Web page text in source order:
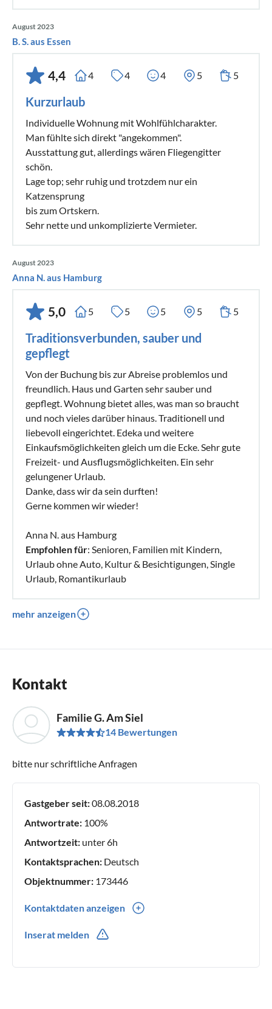
August 2023
B. S. aus Essen
4,4 4 4 4 5 5
Kurzurlaub
Individuelle Wohnung mit Wohlfühlcharakter.
Man fühlte sich direkt "angekommen".
Ausstattung gut, allerdings wären Fliegengitter
schön.
Lage top; sehr ruhig und trotzdem nur ein
Katzensprung
bis zum Ortskern.
Sehr nette und unkomplizierte Vermieter.
August 2023
Anna N. aus Hamburg
5,0 5 5 5 5 5
Traditionsverbunden, sauber und
gepflegt
Von der Buchung bis zur Abreise problemlos und
freundlich. Haus und Garten sehr sauber und
gepflegt. Wohnung bietet alles, was man so braucht
und noch vieles darüber hinaus. Traditionell und
liebevoll eingerichtet. Edeka und weitere
Einkaufsmöglichkeiten gleich um die Ecke. Sehr gute
Freizeit- und Ausflugsmöglichkeiten. Ein sehr
gelungener Urlaub.
Danke, dass wir da sein durften!
Gerne kommen wir wieder!
Anna N. aus Hamburg
Empfohlen für: Senioren, Familien mit Kindern,
Urlaub ohne Auto, Kultur & Besichtigungen, Single
Urlaub, Romantikurlaub
mehr anzeigen
Kontakt
Familie G. Am Siel
14 Bewertungen
bitte nur schriftliche Anfragen
Gastgeber seit:08.08.2018
Antwortrate: 100%
Antwortzeit: unter 6h
Kontaktsprachen: Deutsch
Objektnummer: 173446
Kontaktdaten anzeigen
Inserat melden